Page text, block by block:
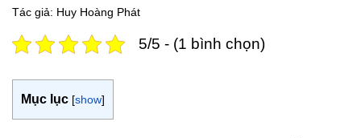
Tác giả: Huy Hoàng Phát
5/5 - (1 bình chọn)
Mục lục [show]